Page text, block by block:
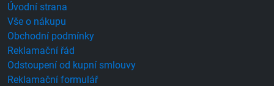
Úvodní strana
Vše o nákupu
Obchodní podmínky
Reklamační řád
Odstoupení od kupní smlouvy
Reklamační formulář